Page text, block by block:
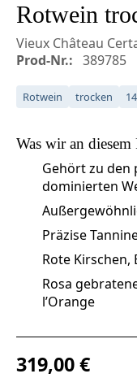
Rotwein
Vieux Château
Prod-Nr.: 389785
Rotwein trocken
Was wir an diesem
Gehört zu
dominierten
Präzise
Rote Kirschen,
Rosa
l’Orange
Regulärer Preis:
319,00 €